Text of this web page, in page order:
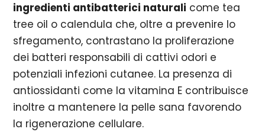
ingredienti antibatterici naturali come tea
tree oil o calendula che, oltre a prevenire lo
sfregamento, contrastano la proliferazione
dei batteri responsabili di cattivi odori e
potenziali infezioni cutanee. La presenza di
antiossidanti come la vitamina E contribuisce
inoltre a mantenere la pelle sana favorendo
la rigenerazione cellulare.